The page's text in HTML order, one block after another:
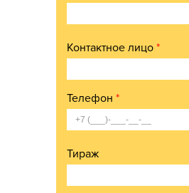
Контактное лицо *
Телефон *
Тираж